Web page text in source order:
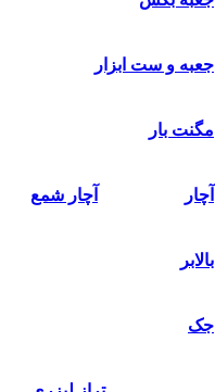
جعبه و ست ابزار
مگنت بار
آچار آچار شمع
بالابر
جک